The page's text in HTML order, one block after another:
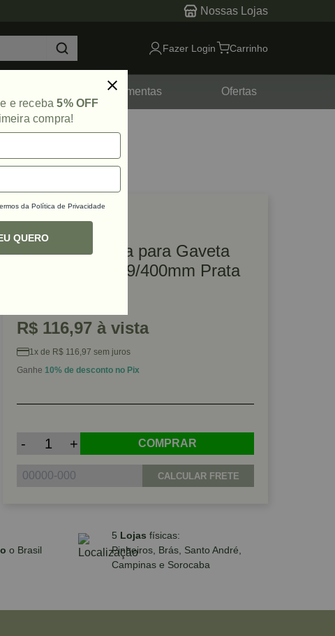
Nossas Lojas
Fazer Login Carrinho
Ferramentas Ofertas
Ref: 48684
Lateral Metálica para Gaveta
Alto Drawer 199/400mm Prata
R$ 116,97 à vista
1x de R$ 116,97 sem juros
Ganhe 10% de desconto no Pix
- + COMPRAR
CALCULAR FRETE
o Brasil
5 Lojas físicas:
Pinheiros, Brás, Santo André,
Campinas e Sorocaba
e receba5% OFF
compra!
da Política de Privacidade
QUERO